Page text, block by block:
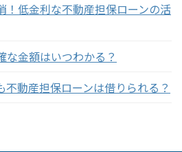
！低金利な不動産担保ローンの活
な金額はいつわかる？
動産担保ローンは借りられる？